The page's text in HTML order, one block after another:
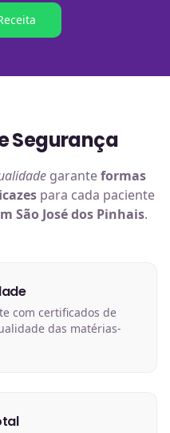
Segurança
garanteformas
para cada paciente
São José dos Pinhais.
com certificados de
das matérias-